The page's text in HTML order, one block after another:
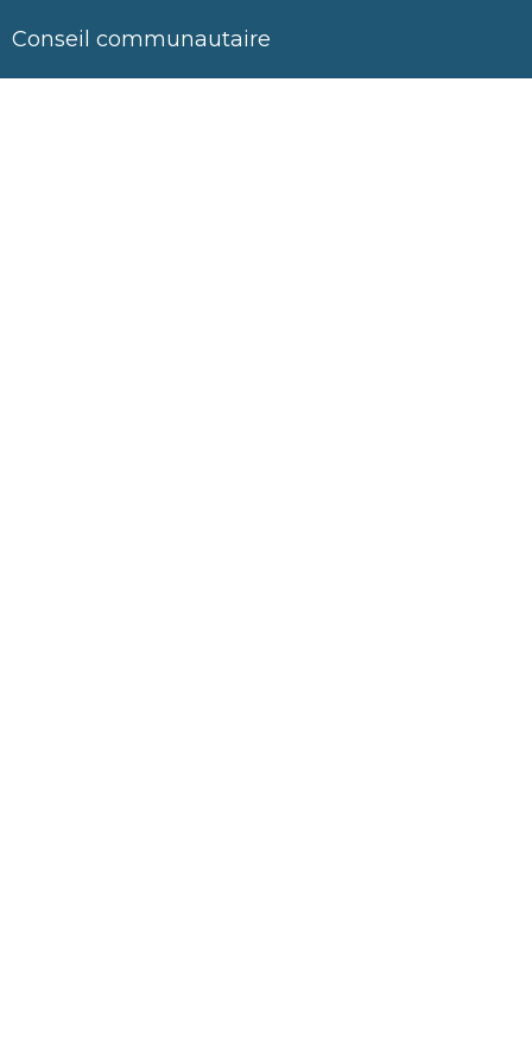
Conseil communautaire